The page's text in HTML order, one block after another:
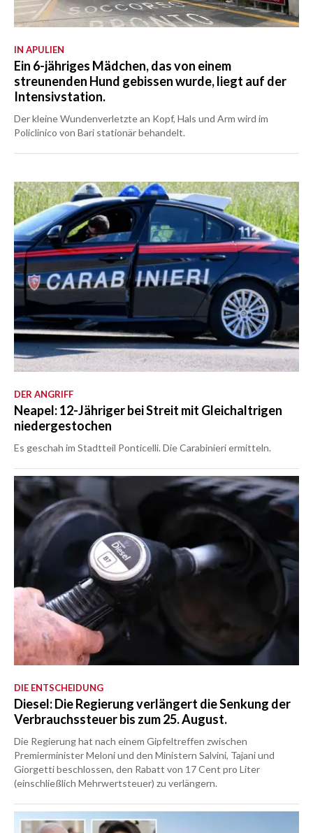
IN APULIEN
Ein 6-jähriges Mädchen, das von einem
streunenden Hund gebissen wurde, liegt auf der
Intensivstation.
Der kleine Wundenverletzte an Kopf, Hals und Arm wird im
Policlinico von Bari stationär behandelt.
DER ANGRIFF
Neapel: 12-Jähriger bei Streit mit Gleichaltrigen
niedergestochen
Es geschah im Stadtteil Ponticelli. Die Carabinieri ermitteln.
DIE ENTSCHEIDUNG
Diesel: Die Regierung verlängert die Senkung der
Verbrauchssteuer bis zum 25. August.
Die Regierung hat nach einem Gipfeltreffen zwischen
Premierminister Meloni und den Ministern Salvini, Tajani und
Giorgetti beschlossen, den Rabatt von 17 Cent pro Liter
(einschließlich Mehrwertsteuer) zu verlängern.